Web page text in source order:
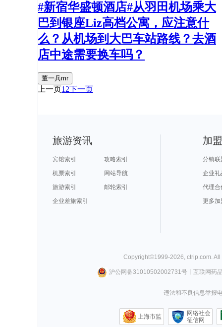
#新宿华盛顿酒店#从羽田机场乘大
巴到银座Liz高档公寓，应注意什
么？从机场到大巴车站路线？去酒
店中途需要换车吗？
董一兵mr
上一页1 2下一页
旅游资讯
宾馆索引
攻略索引
机票索引
网站导航
旅游索引
邮轮索引
企业差旅索引
加
分销联
企业礼
代理合
更多加
Copyright©1999-2026, ctrip.com.
沪公网备31010502002731号丨 互联网药
违法和不良信息举报
上海市监
网络社会
征信网